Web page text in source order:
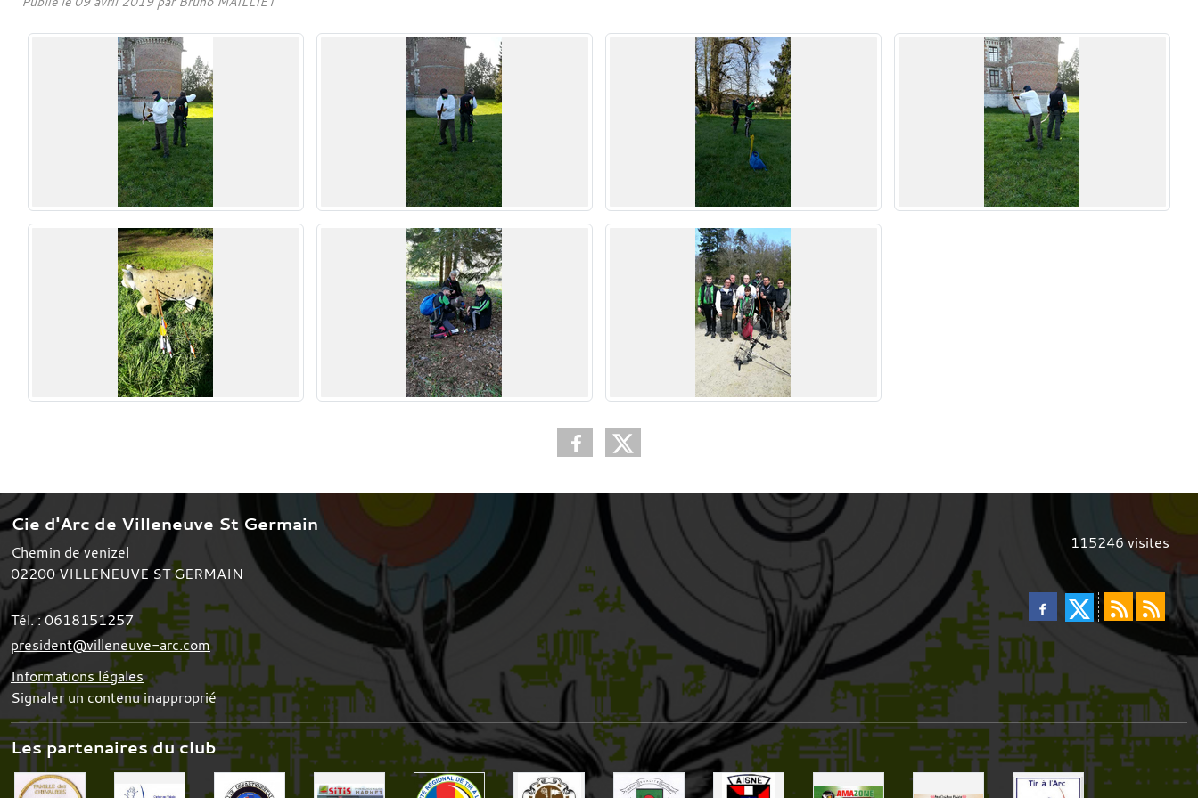
Cie d'Arc de Villeneuve St Germain
Chemin de venizel
02200VILLENEUVE ST GERMAIN
Tél. :0618151257
president@villeneuve-arc.com
Informations légales
Signaler un contenu inapproprié
115246visites
Les partenaires du club